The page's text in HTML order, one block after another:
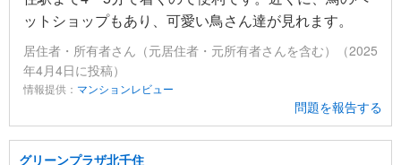
ットショップもあり、可愛い鳥さん達が見れます。
居住者・所有者さん（元居住者・元所有者さんを含む）（2025
年4月4日に投稿）
情報提供： マンションレビュー
問題を報告する
グリーンプラザ北千住